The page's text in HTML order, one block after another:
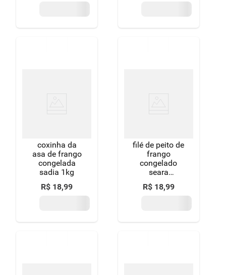
coxinha da
asa de frango
congelada
sadia 1kg
R$ 18,99
filé de peito de
frango
congelado
seara
dagranja 600g
R$ 18,99